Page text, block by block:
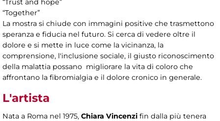
“Trust and hope”
“Together”
La mostra si chiude con immagini positive che trasmettono
speranza e fiducia nel futuro. Si cerca di vedere oltre il
dolore e si mette in luce come la vicinanza, la
comprensione, l'inclusione sociale, il giusto riconoscimento
della malattia possano migliorare la vita di coloro che
affrontano la fibromialgia e il dolore cronico in generale.
L'artista
Nata a Roma nel 1975, Chiara Vincenzi fin dalla più tenera